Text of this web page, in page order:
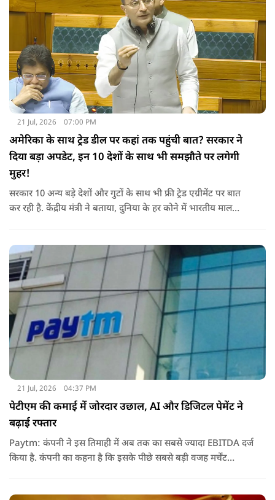
21 Jul, 2026 07:00 PM
अमेरिका के साथ ट्रेड डील पर कहां तक पहुंची बात? सरकार ने
दिया बड़ा अपडेट, इन 10 देशों के साथ भी समझौते पर लगेगी
मुहर!
सरकार 10 अन्य बड़े देशों और गुटों के साथ भी फ्री ट्रेड एग्रीमेंट पर बात
कर रही है. केंद्रीय मंत्री ने बताया, दुनिया के हर कोने में भारतीय माल
21 Jul, 2026 04:37 PM
पेटीएम की कमाई में जोरदार उछाल, AI और डिजिटल पेमेंट ने
बढ़ाई रफ्तार
Paytm: कंपनी ने इस तिमाही में अब तक का सबसे ज्यादा EBITDA दर्ज
किया है. कंपनी का कहना है कि इसके पीछे सबसे बड़ी वजह मर्चेंट